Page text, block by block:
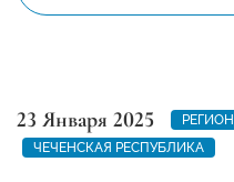
23 Января 2025
ЧЕЧЕНСКАЯ РЕСПУБЛИКА